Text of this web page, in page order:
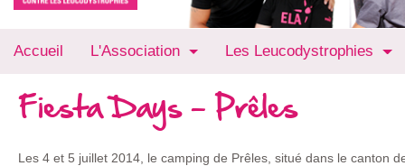
Accueil L'Association Les Leucodystrophies
Fiesta Days - Prêles
Les 4 et 5 juillet 2014, le camping de Prêles, situé dans le canton